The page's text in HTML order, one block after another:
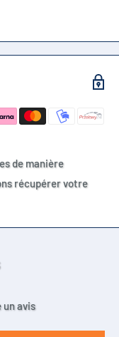
de manière
récupérer votre
avis